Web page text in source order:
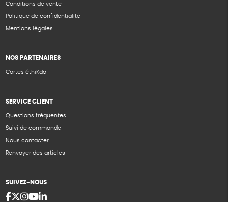
Conditions de vente
Politique de confidentialité
Mentions légales
NOS PARTENAIRES
Cartes éthiKdo
SERVICE CLIENT
Questions fréquentes
Suivi de commande
Nous contacter
Renvoyer des articles
SUIVEZ-NOUS